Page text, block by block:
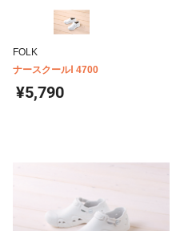
FOLK
ナースクールⅠ 4700
¥5,790